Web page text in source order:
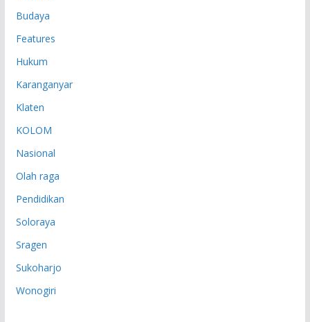
Budaya
Features
Hukum
Karanganyar
Klaten
KOLOM
Nasional
Olah raga
Pendidikan
Soloraya
Sragen
Sukoharjo
Wonogiri